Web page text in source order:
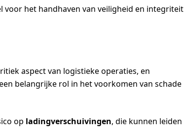
voor het handhaven van veiligheid en integriteit
aspect van logistieke operaties, en
belangrijke rol in het voorkomen van schade
op ladingverschuivingen, die kunnen leiden